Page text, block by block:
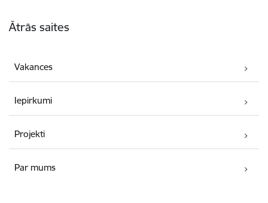
Ātrās saites
Vakances
Iepirkumi
Projekti
Par mums